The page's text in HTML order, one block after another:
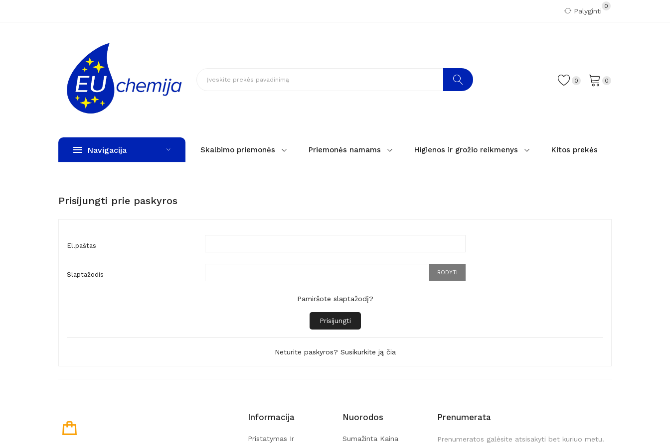
Palyginti
0
0
0
Navigacija Skalbimo priemonės Priemonės namams Higienos ir grožio reikmenys Kitos prekės
Prisijungti prie paskyros
El.paštas
Slaptažodis RODYTI
Pamiršote slaptažodį?
Prisijungti
Neturite paskyros? Susikurkite ją čia
Informacija
Pristatymas Ir
Nuorodos
Sumažinta Kaina
Prenumerata
Prenumeratos galėsite atsisakyti bet kuriuo metu.